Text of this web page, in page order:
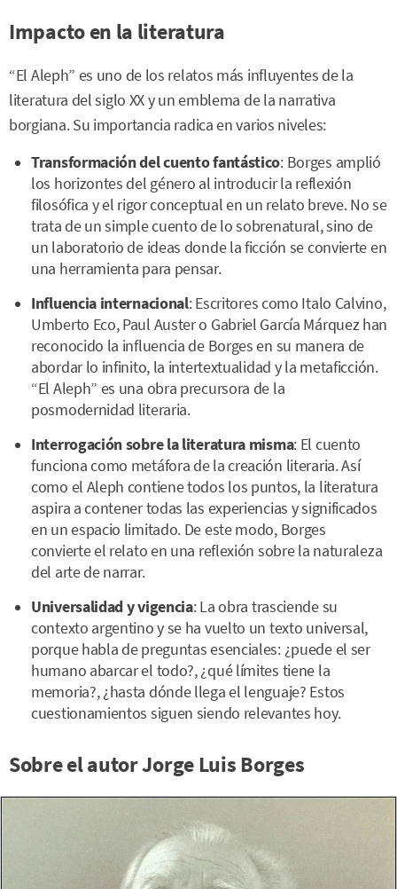
Impacto en la literatura
“El Aleph” es uno de los relatos más influyentes de la
literatura del siglo XX y un emblema de la narrativa
borgiana. Su importancia radica en varios niveles:
Transformación del cuento fantástico: Borges amplió
los horizontes del género al introducir la reflexión
filosófica y el rigor conceptual en un relato breve. No se
trata de un simple cuento de lo sobrenatural, sino de
un laboratorio de ideas donde la ficción se convierte en
una herramienta para pensar.
Influencia internacional: Escritores como Italo Calvino,
Umberto Eco, Paul Auster o Gabriel García Márquez han
reconocido la influencia de Borges en su manera de
abordar lo infinito, la intertextualidad y la metaficción.
“El Aleph” es una obra precursora de la
posmodernidad literaria.
Interrogación sobre la literatura misma: El cuento
funciona como metáfora de la creación literaria. Así
como el Aleph contiene todos los puntos, la literatura
aspira a contener todas las experiencias y significados
en un espacio limitado. De este modo, Borges
convierte el relato en una reflexión sobre la naturaleza
del arte de narrar.
Universalidad y vigencia: La obra trasciende su
contexto argentino y se ha vuelto un texto universal,
porque habla de preguntas esenciales: ¿puede el ser
humano abarcar el todo?, ¿qué límites tiene la
memoria?, ¿hasta dónde llega el lenguaje? Estos
cuestionamientos siguen siendo relevantes hoy.
Sobre el autor Jorge Luis Borges